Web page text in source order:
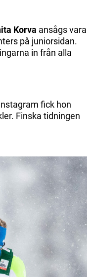
Korva ansågs vara
på juniorsidan.
in från alla
fick hon
Finska tidningen